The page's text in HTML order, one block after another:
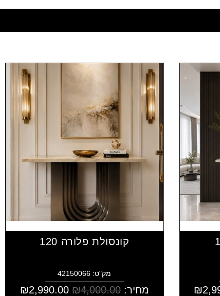
₪
קונסולת פלורה 120
מק"ט: 42150066
מחיר: ₪4,000.00
₪2,990.00